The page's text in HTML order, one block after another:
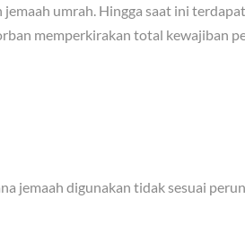
umrah. Hingga saat ini
memperkirakan total kewajiban
jemaah digunakan tidak sesuai